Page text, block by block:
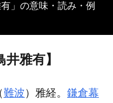
雅有】
難波 ）雅経。 鎌倉幕